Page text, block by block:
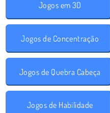
Jogos em 3D
Jogos de Concentração
Jogos de Quebra Cabeça
Jogos de Habilidade